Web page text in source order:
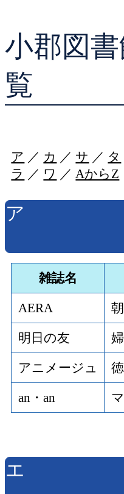
貸出ランキ
小郡図
覧
ア ／ カ ／ サ ／ タ
ラ ／ ワ ／ AからZ
ア
雑誌名
AERA
明日の友
アニメージュ
an・an
エ